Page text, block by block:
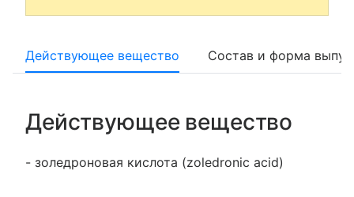
Действующее вещество Состав и форма
Действующее вещество
- золедроновая кислота (zoledronic acid)